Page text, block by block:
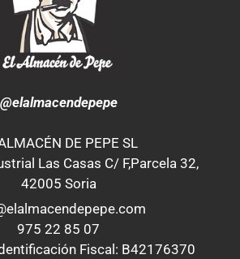
@elalmacendepepe
DE PEPE SL
Las Casas C/ F,Parcela 32,
42005 Soria
975 22 85 07
Fiscal: B42176370